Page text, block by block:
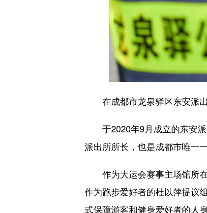
在成都市龙泉驿区东安派出
于2020年9月成立的东安派
派出所所长，也是成都市唯一
作为大运会赛事主场馆所在
作为跑步爱好者的杜以萍提议
式保障游客和健身爱好者的人